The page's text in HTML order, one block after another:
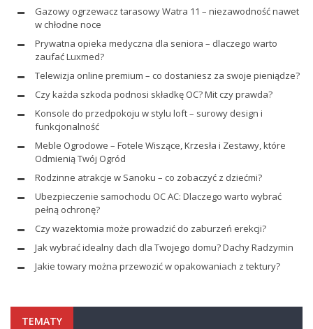
Gazowy ogrzewacz tarasowy Watra 11 – niezawodność nawet
w chłodne noce
Prywatna opieka medyczna dla seniora – dlaczego warto
zaufać Luxmed?
Telewizja online premium – co dostaniesz za swoje pieniądze?
Czy każda szkoda podnosi składkę OC? Mit czy prawda?
Konsole do przedpokoju w stylu loft – surowy design i
funkcjonalność
Meble Ogrodowe – Fotele Wiszące, Krzesła i Zestawy, które
Odmienią Twój Ogród
Rodzinne atrakcje w Sanoku – co zobaczyć z dziećmi?
Ubezpieczenie samochodu OC AC: Dlaczego warto wybrać
pełną ochronę?
Czy wazektomia może prowadzić do zaburzeń erekcji?
Jak wybrać idealny dach dla Twojego domu? Dachy Radzymin
Jakie towary można przewozić w opakowaniach z tektury?
TEMATY